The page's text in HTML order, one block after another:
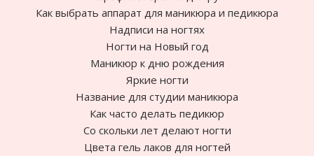
Как выбрать аппарат для маникюра и педикюра
Надписи на ногтях
Ногти на Новый год
Маникюр к дню рождения
Яркие ногти
Название для студии маникюра
Как часто делать педикюр
Cо скольки лет делают ногти
Цвета гель лаков для ногтей